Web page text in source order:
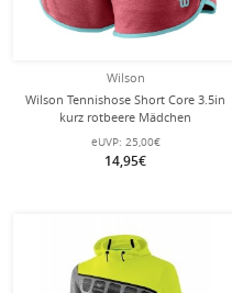
Wilson
Wilson Tennishose Short Core 3.5in
kurz rotbeere Mädchen
eUVP: 25,00€
14,95€